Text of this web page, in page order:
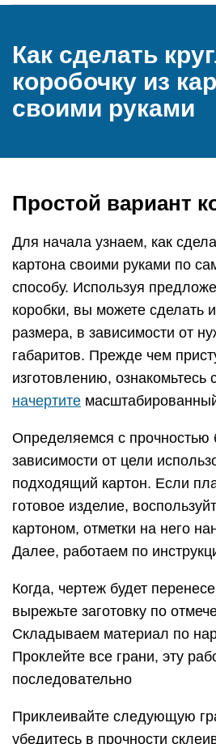
Как сделать
коробочку из
своими руками
Простой вариант
Для начала узнаем, как
картона своими руками по
способу. Используя
коробки, вы можете сделать
размера, в зависимости от
габаритов. Прежде чем
изготовлению, ознакомьтесь
начертите
Определяемся с прочностью
зависимости от цели
подходящий картон. Если
готовое изделие,
картоном, отметки на него
Далее, работаем по
Когда, чертеж будет
вырежьте заготовку по
Складываем материал по
Проклейте все грани, эту
последовательно
Приклеивайте следующую
убедитесь в прочности